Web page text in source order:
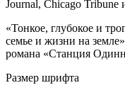
Journal, Chicago Tribune
«Тонкое, глубокое и
семье и жизни на земле»
романа «Станция
Размер шрифта